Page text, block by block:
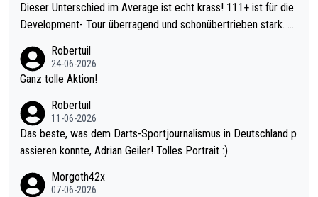
Dieser Unterschied im Average ist echt krass! 111+ ist für die
Development- Tour überragend und schonübertrieben stark. U
mal 40+ erst recht. Da gewinnst keinen Blumentopf - ist ja noc
h krasser wie ein Pokalspiel eines Kreisligisten vs einem Bund
Robertuil
24-06-2026
Ganz tolle Aktion!
Robertuil
11-06-2026
Das beste, was dem Darts-Sportjournalismus in Deutschland p
assieren konnte, Adrian Geiler! Tolles Portrait :).
Morgoth42x
07-06-2026